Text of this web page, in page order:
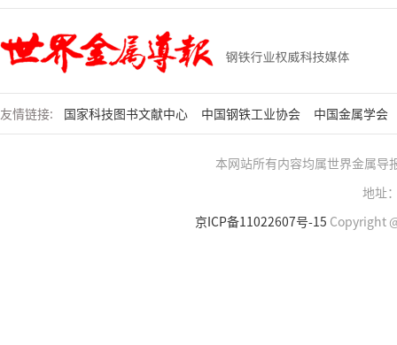
友情链接: 国家科技图书文献中心 中国钢铁工业协会 中国金属学会
本网站所有内容均属世界金属导
地址
京ICP备11022607号-15 Copyright